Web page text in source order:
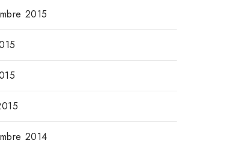
2015
2014